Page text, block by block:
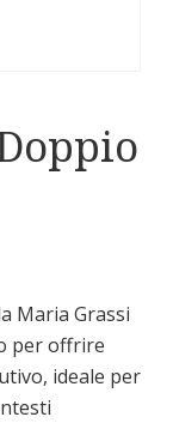
Maria Grassi
per offrire
ideale per